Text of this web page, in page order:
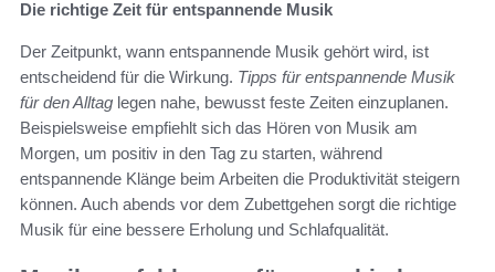
Die richtige Zeit für entspannende Musik
Der Zeitpunkt, wann entspannende Musik gehört wird, ist
entscheidend für die Wirkung. Tipps für entspannende Musik
für den Alltag legen nahe, bewusst feste Zeiten einzuplanen.
Beispielsweise empfiehlt sich das Hören von Musik am
Morgen, um positiv in den Tag zu starten, während
entspannende Klänge beim Arbeiten die Produktivität steigern
können. Auch abends vor dem Zubettgehen sorgt die richtige
Musik für eine bessere Erholung und Schlafqualität.